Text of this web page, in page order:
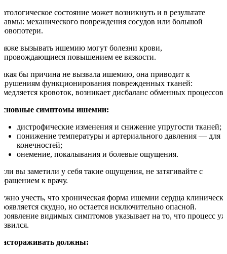
состояние может возникнуть и в результате
механического повреждения сосудов или большой
вызывать ишемию могут болезни крови,
повышением ее вязкости.
бы причина не вызвала ишемию, она приводит к
функционирования поврежденных тканей:
кровоток, возникает дисбаланс обменных процессов.
симптомы ишемии:
дистрофические изменения и снижение упругости тканей;
понижение температуры и артериального давления — для
конечностей;
онемение, покалывания и болевые ощущения.
вы заметили у себя такие ощущения, не затягивайте с
к врачу.
учесть, что хроническая форма ишемии сердца
скудно, но остается исключительно опасной.
видимых симптомов указывает на то, что процесс
должны: